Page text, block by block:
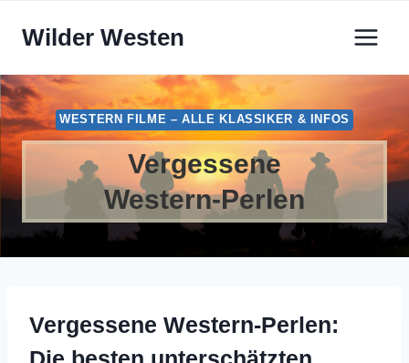
InhaltWilder Westen
WESTERN FILME – ALLE KLASSIKER & INFOS
Vergessene
Western-Perlen
Vergessene Western-Perlen: